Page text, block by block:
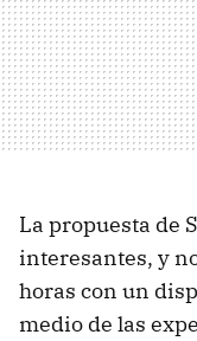
La propuesta de
interesantes, y
horas con un
medio de las